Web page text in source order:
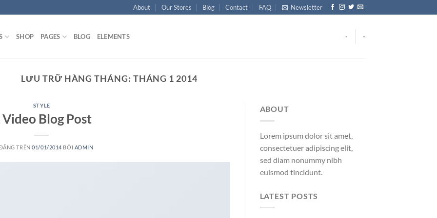
About Our Stores Blog Contact FAQ Newsletter
SHOP PAGES BLOG ELEMENTS - -
LƯU TRỮ HÀNG THÁNG: THÁNG 1 2014
STYLE
Video Blog Post
TRÊN01/01/2014 BỞI ADMIN
ABOUT
Lorem ipsum dolor sit amet,
consectetuer adipiscing elit,
sed diam nonummy nibh
euismod tincidunt.
LATEST POSTS